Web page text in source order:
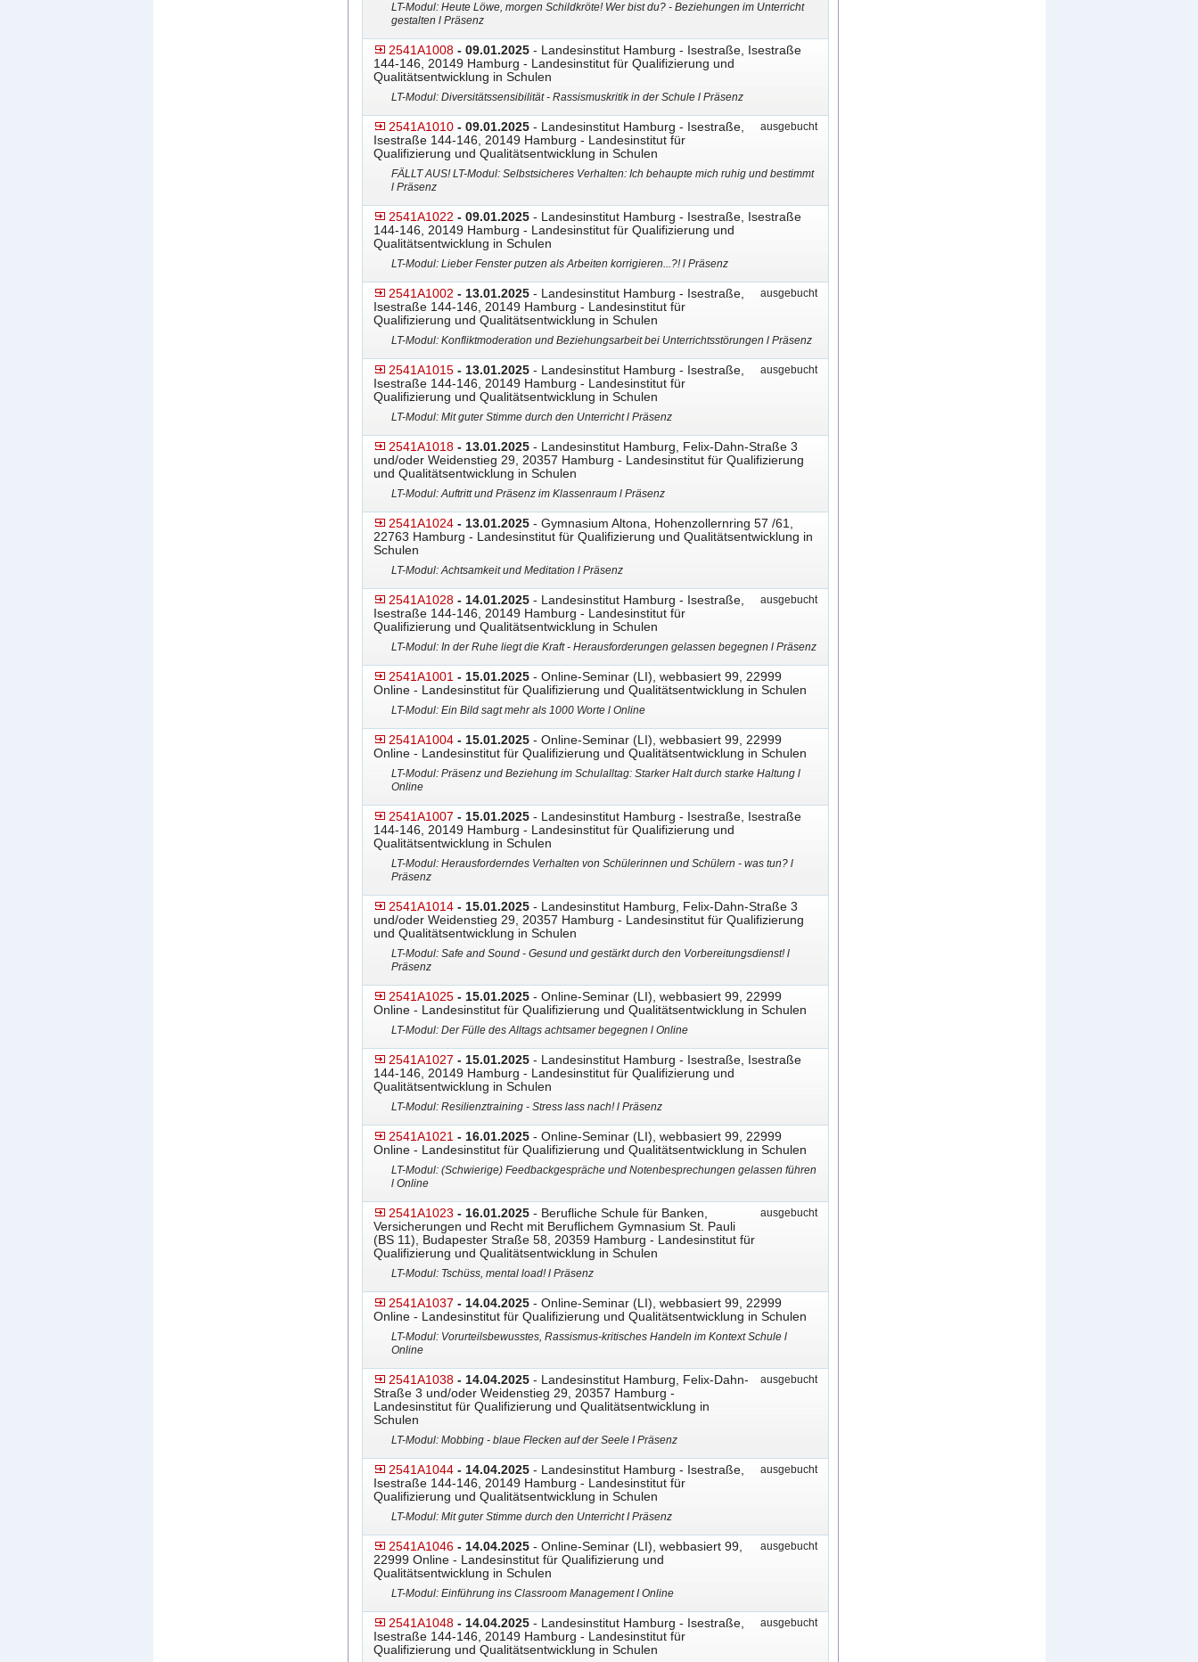
LT-Modul: Heute Löwe, morgen Schildkröte! Wer bist du? - Beziehungen im Unterricht
gestalten l Präsenz
2541A1008 - 09.01.2025- Landesinstitut Hamburg - Isestraße, Isestraße
144-146, 20149 Hamburg - Landesinstitut für Qualifizierung und
Qualitätsentwicklung in Schulen
LT-Modul: Diversitätssensibilität - Rassismuskritik in der Schule l Präsenz
2541A1010 - 09.01.2025- Landesinstitut Hamburg - Isestraße,
Isestraße 144-146, 20149 Hamburg - Landesinstitut für
Qualifizierung und Qualitätsentwicklung in Schulen
ausgebucht
FÄLLT AUS! LT-Modul: Selbstsicheres Verhalten: Ich behaupte mich ruhig und bestimmt
l Präsenz
2541A1022 - 09.01.2025- Landesinstitut Hamburg - Isestraße, Isestraße
144-146, 20149 Hamburg - Landesinstitut für Qualifizierung und
Qualitätsentwicklung in Schulen
LT-Modul: Lieber Fenster putzen als Arbeiten korrigieren...?! l Präsenz
2541A1002 - 13.01.2025- Landesinstitut Hamburg - Isestraße,
Isestraße 144-146, 20149 Hamburg - Landesinstitut für
Qualifizierung und Qualitätsentwicklung in Schulen
ausgebucht
LT-Modul: Konfliktmoderation und Beziehungsarbeit bei Unterrichtsstörungen l Präsenz
2541A1015 - 13.01.2025- Landesinstitut Hamburg - Isestraße,
Isestraße 144-146, 20149 Hamburg - Landesinstitut für
Qualifizierung und Qualitätsentwicklung in Schulen
ausgebucht
LT-Modul: Mit guter Stimme durch den Unterricht l Präsenz
2541A1018 - 13.01.2025- Landesinstitut Hamburg, Felix-Dahn-Straße 3
und/oder Weidenstieg 29, 20357 Hamburg - Landesinstitut für Qualifizierung
und Qualitätsentwicklung in Schulen
LT-Modul: Auftritt und Präsenz im Klassenraum l Präsenz
2541A1024 - 13.01.2025- Gymnasium Altona, Hohenzollernring 57 /61,
22763 Hamburg - Landesinstitut für Qualifizierung und Qualitätsentwicklung in
Schulen
LT-Modul: Achtsamkeit und Meditation l Präsenz
2541A1028 - 14.01.2025- Landesinstitut Hamburg - Isestraße,
Isestraße 144-146, 20149 Hamburg - Landesinstitut für
Qualifizierung und Qualitätsentwicklung in Schulen
ausgebucht
LT-Modul: In der Ruhe liegt die Kraft - Herausforderungen gelassen begegnen l Präsenz
2541A1001 - 15.01.2025- Online-Seminar (LI), webbasiert 99, 22999
Online - Landesinstitut für Qualifizierung und Qualitätsentwicklung in Schulen
LT-Modul: Ein Bild sagt mehr als 1000 Worte l Online
2541A1004 - 15.01.2025- Online-Seminar (LI), webbasiert 99, 22999
Online - Landesinstitut für Qualifizierung und Qualitätsentwicklung in Schulen
LT-Modul: Präsenz und Beziehung im Schulalltag: Starker Halt durch starke Haltung l
Online
2541A1007 - 15.01.2025- Landesinstitut Hamburg - Isestraße, Isestraße
144-146, 20149 Hamburg - Landesinstitut für Qualifizierung und
Qualitätsentwicklung in Schulen
LT-Modul: Herausforderndes Verhalten von Schülerinnen und Schülern - was tun? l
Präsenz
2541A1014 - 15.01.2025- Landesinstitut Hamburg, Felix-Dahn-Straße 3
und/oder Weidenstieg 29, 20357 Hamburg - Landesinstitut für Qualifizierung
und Qualitätsentwicklung in Schulen
LT-Modul: Safe and Sound - Gesund und gestärkt durch den Vorbereitungsdienst! l
Präsenz
2541A1025 - 15.01.2025- Online-Seminar (LI), webbasiert 99, 22999
Online - Landesinstitut für Qualifizierung und Qualitätsentwicklung in Schulen
LT-Modul: Der Fülle des Alltags achtsamer begegnen l Online
2541A1027 - 15.01.2025- Landesinstitut Hamburg - Isestraße, Isestraße
144-146, 20149 Hamburg - Landesinstitut für Qualifizierung und
Qualitätsentwicklung in Schulen
LT-Modul: Resilienztraining - Stress lass nach! l Präsenz
2541A1021 - 16.01.2025- Online-Seminar (LI), webbasiert 99, 22999
Online - Landesinstitut für Qualifizierung und Qualitätsentwicklung in Schulen
LT-Modul: (Schwierige) Feedbackgespräche und Notenbesprechungen gelassen führen
l Online
2541A1023 - 16.01.2025- Berufliche Schule für Banken,
Versicherungen und Recht mit Beruflichem Gymnasium St. Pauli
(BS 11), Budapester Straße 58, 20359 Hamburg - Landesinstitut für
Qualifizierung und Qualitätsentwicklung in Schulen
ausgebucht
LT-Modul: Tschüss, mental load! l Präsenz
2541A1037 - 14.04.2025- Online-Seminar (LI), webbasiert 99, 22999
Online - Landesinstitut für Qualifizierung und Qualitätsentwicklung in Schulen
LT-Modul: Vorurteilsbewusstes, Rassismus-kritisches Handeln im Kontext Schule l
Online
2541A1038 - 14.04.2025- Landesinstitut Hamburg, Felix-Dahn-
Straße 3 und/oder Weidenstieg 29, 20357 Hamburg -
Landesinstitut für Qualifizierung und Qualitätsentwicklung in
Schulen
ausgebucht
LT-Modul: Mobbing - blaue Flecken auf der Seele I Präsenz
2541A1044 - 14.04.2025- Landesinstitut Hamburg - Isestraße,
Isestraße 144-146, 20149 Hamburg - Landesinstitut für
Qualifizierung und Qualitätsentwicklung in Schulen
ausgebucht
LT-Modul: Mit guter Stimme durch den Unterricht I Präsenz
2541A1046 - 14.04.2025- Online-Seminar (LI), webbasiert 99,
22999 Online - Landesinstitut für Qualifizierung und
Qualitätsentwicklung in Schulen
ausgebucht
LT-Modul: Einführung ins Classroom Management I Online
2541A1048 - 14.04.2025- Landesinstitut Hamburg - Isestraße,
Isestraße 144-146, 20149 Hamburg - Landesinstitut für
Qualifizierung und Qualitätsentwicklung in Schulen
ausgebucht